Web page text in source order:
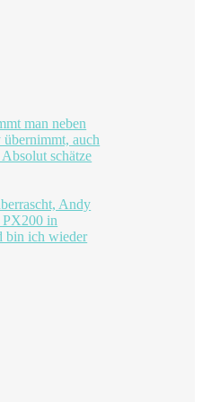
man neben
auch
schätze
Andy
PX200 in
bin ich wieder